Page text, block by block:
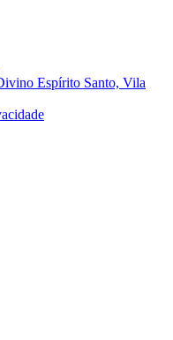
Espírito Santo, Vila